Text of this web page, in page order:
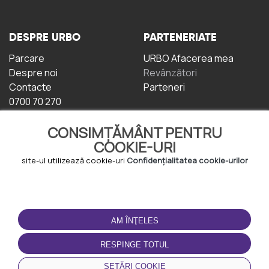
CONSIMȚĂMÂNT PENTRU
COOKIE-URI
site-ul utilizează cookie-uri Confidențialitatea cookie-urilor
AM ÎNŢELES
RESPINGE TOTUL
SETĂRI COOKIE
DESPRE URBO
Parcare
Despre noi
Contacte
0700 70 270
PARTENERIATE
URBO Afacerea mea
Revânzători
Parteneri
TERMENI DE UTILIZARE
Termeni și condiții
Politica de
Confidențialitate
Politica de cookie-uri
DESCĂRCAȚI
APLICAȚIA